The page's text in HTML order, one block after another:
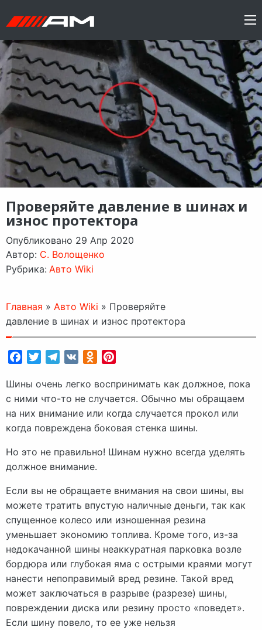
Проверяйте давление в шинах и
износ протектора
Опубликовано 29 Апр 2020
Автор: C. Волощенко
Рубрика: Авто Wiki
Главная » Авто Wiki » Проверяйте
давление в шинах и износ протектора
FacebookTwitterTelegram
VK Odnoklassniki
Шины очень легко воспринимать как должное, пока
с ними что-то не случается. Обычно мы обращаем
на них внимание или когда случается прокол или
когда повреждена боковая стенка шины.
Но это не правильно! Шинам нужно всегда уделять
должное внимание.
Если вы не обращаете внимания на свои шины, вы
можете тратить впустую наличные деньги, так как
спущенное колесо или изношенная резина
уменьшает экономию топлива. Кроме того, из-за
недокачанной шины неаккуратная парковка возле
бордюра или глубокая яма с острыми краями могут
нанести непоправимый вред резине. Такой вред
может заключаться в разрыве (разрезе) шины,
повреждении диска или резину просто «поведет».
Если шину повело, то ее уже нельзя